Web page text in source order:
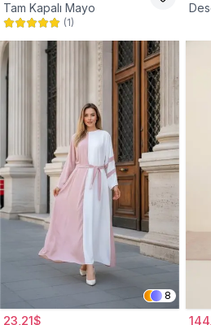
Tam Kapalı Mayo
(1)
8
23,21$